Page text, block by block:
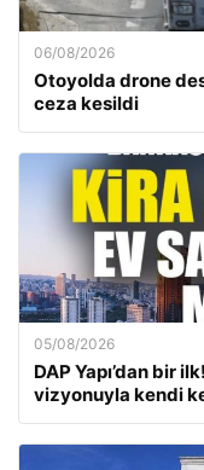
06/08/2026
Otoyolda drone
ceza kesildi
05/08/2026
DAP Yapı’dan bir
vizyonuyla kendi